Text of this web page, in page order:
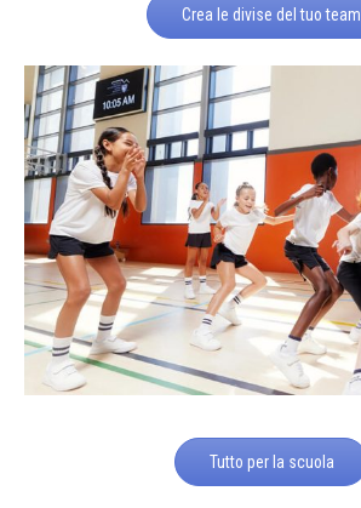
Crea le divise del tuo team
Tutto per la scuola